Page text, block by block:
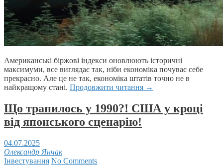
Американські біржові індекси оновлюють історичні
максимуми, все виглядає так, ніби економіка почуває себе
прекрасно. Але це не так, економіка штатів точно не в
найкращому стані. Продовжити читання →
Що трапилось у 1990?! США у кроці
від японського сценарію!
04.07.2025
Олександр Янчак
Інвестування No Comments